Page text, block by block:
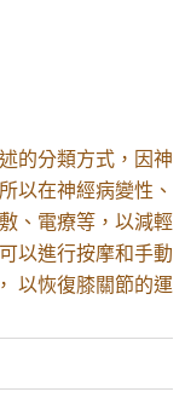
的分類方式，因神
以在神經病變性、
、電療等，以減輕
以進行按摩和手動
以恢復膝關節的運